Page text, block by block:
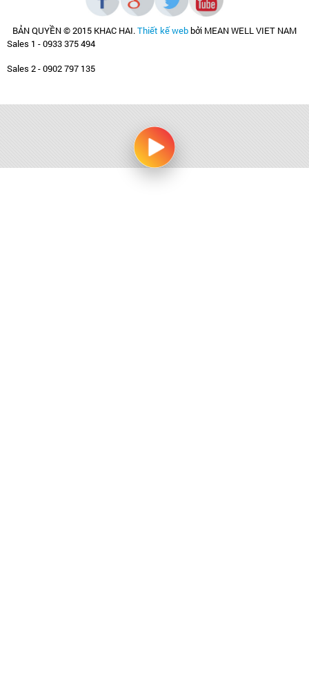
BẢN QUYỀN © 2015 KHAC HAI.Thiết kế webbởi MEAN WELL VIET NAM
Sales 1 - 0933 375 494
Sales 2 - 0902 797 135